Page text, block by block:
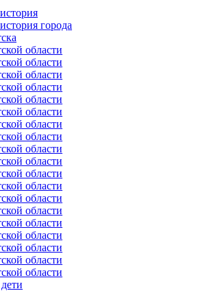
города
области
области
области
области
области
области
области
области
области
области
области
области
области
области
области
области
области
области
области